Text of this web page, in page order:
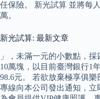
任保險。 新光試算 並將每
萬。
新光試算: 最新文章
」，未滿一元的小數點，
10萬塊，以目前臺灣銀行1
98.6元。 若欲放棄極享俱
專線向本公司發出通知，立